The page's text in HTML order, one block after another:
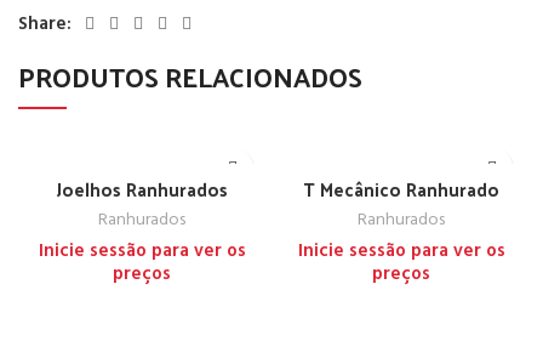
Share:
PRODUTOS RELACIONADOS
Joelhos Ranhurados
Ranhurados
Inicie sessão para ver os
preços
T Mecânico Ranhurado
Ranhurados
Inicie sessão para ver os
preços